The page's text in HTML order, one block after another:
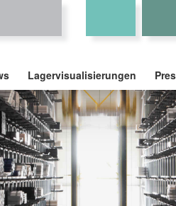
Lagervisualisierungen